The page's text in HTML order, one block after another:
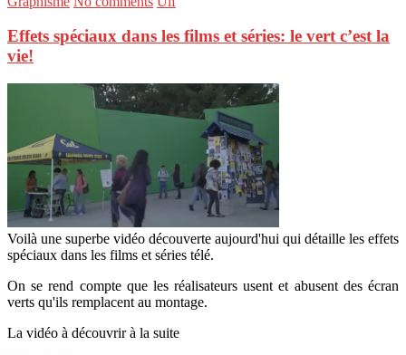
Effets spéciaux dans les films et séries: le vert c’est la
vie!
Voilà une superbe vidéo découverte aujourd'hui qui détaille les effets
spéciaux dans les films et séries télé.
On se rend compte que les réalisateurs usent et abusent des écran
verts qu'ils remplacent au montage.
La vidéo à découvrir à la suite